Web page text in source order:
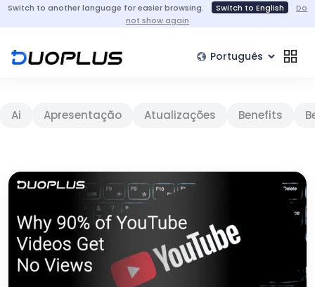
Switch to another language for easier browsing. Switch to English
Do
not show again
Ai Apresentação Atualizações Benefits